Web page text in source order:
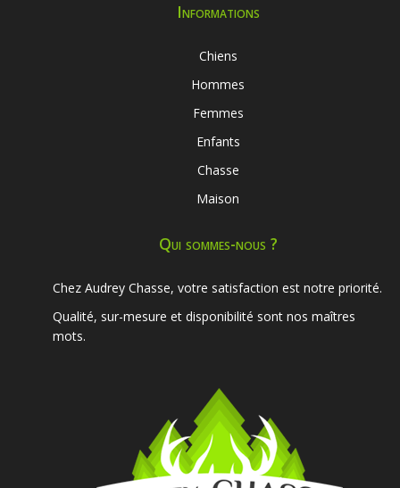
Informations
Chiens
Hommes
Femmes
Enfants
Chasse
Maison
Qui sommes-nous ?
Chez Audrey Chasse, votre satisfaction est notre priorité.
Qualité, sur-mesure et disponibilité sont nos maîtres
mots.